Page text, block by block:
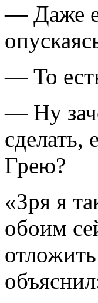
— Даже
— То
— Ну
сделать,
Грею?
«Зря я
обоим